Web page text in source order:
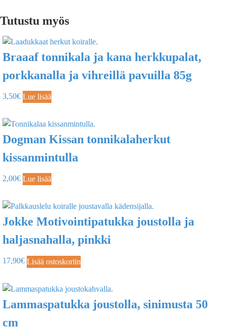
Tutustu myös
Braaaf tonnikala ja kana herkkupalat,
porkkanalla ja vihreillä pavuilla 85g
3,50€ Lue lisää
Dogman Kissan tonnikalaherkut
kissanmintulla
2,00€ Lue lisää
Jokke Motivointipatukka joustolla ja
haljasnahalla, pinkki
17,90€ Lisää ostoskoriin
Lammaspatukka joustolla, sinimusta 50
cm